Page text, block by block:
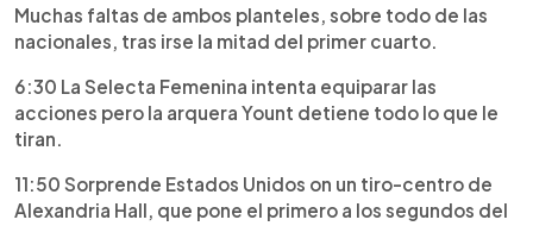
Muchas faltas de ambos planteles, sobre todo de las
nacionales, tras irse la mitad del primer cuarto.
6:30 La Selecta Femenina intenta equiparar las
acciones pero la arquera Yount detiene todo lo que le
tiran.
11:50 Sorprende Estados Unidos on un tiro-centro de
Alexandria Hall, que pone el primero a los segundos del